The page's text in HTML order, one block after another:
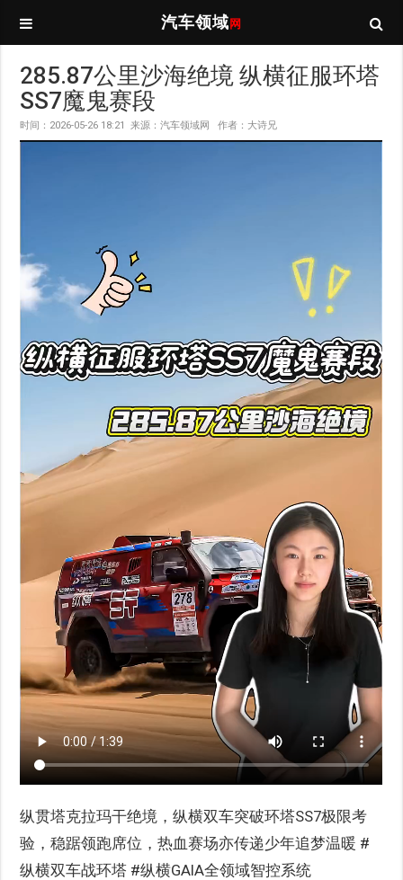
汽车领域 网
285.87公里沙海绝境 纵横征服环塔
SS7魔鬼赛段
时间：2026-05-26 18:21 来源：汽车领域网 作者：大诗兄
纵贯塔克拉玛干绝境，纵横双车突破环塔SS7极限考
验，稳踞领跑席位，热血赛场亦传递少年追梦温暖 #
纵横双车战环塔 #纵横GAIA全领域智控系统